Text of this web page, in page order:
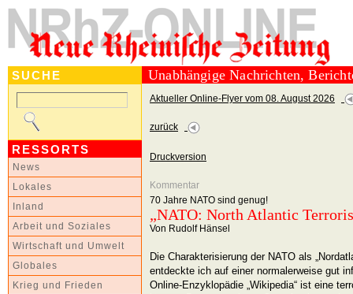
SUCHE
RESSORTS
News
Lokales
Inland
Arbeit und Soziales
Wirtschaft und Umwelt
Globales
Krieg und Frieden
Unabhängige Nachrichten,
Aktueller Online-Flyer vom 08. August 2026
zurück
Druckversion
Kommentar
70 Jahre NATO sind genug!
„NATO: North Atlantic
Von Rudolf Hänsel
Die Charakterisierung der NATO als
entdeckte ich auf einer normalerweise gut
Online-Enzyklopädie „Wikipedia“ ist eine